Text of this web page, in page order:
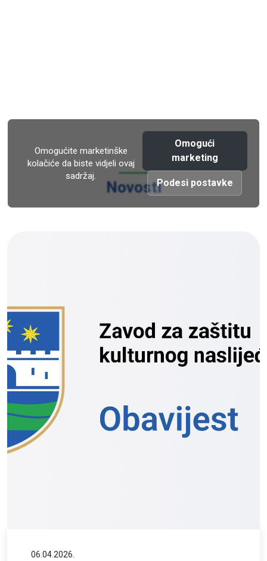
Omogućite marketinške
kolačiće da biste vidjeli ovaj
sadržaj.
Omogući
marketing
Podesi postavke
Novosti
06.04.2026.